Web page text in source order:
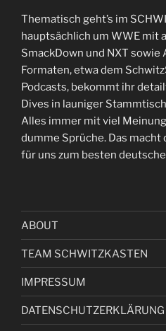
Thematisch geht’s im
hauptsächlich um WWE mit
SmackDown und NXT sowie
Formaten, etwa dem
Podcasts, bekommt ihr
Dives in launiger
Alles immer mit viel
dumme Sprüche. Das macht
für uns zum besten
ABOUT
TEAM SCHWITZKASTEN
IMPRESSUM
DATENSCHUTZERKLÄRUNG